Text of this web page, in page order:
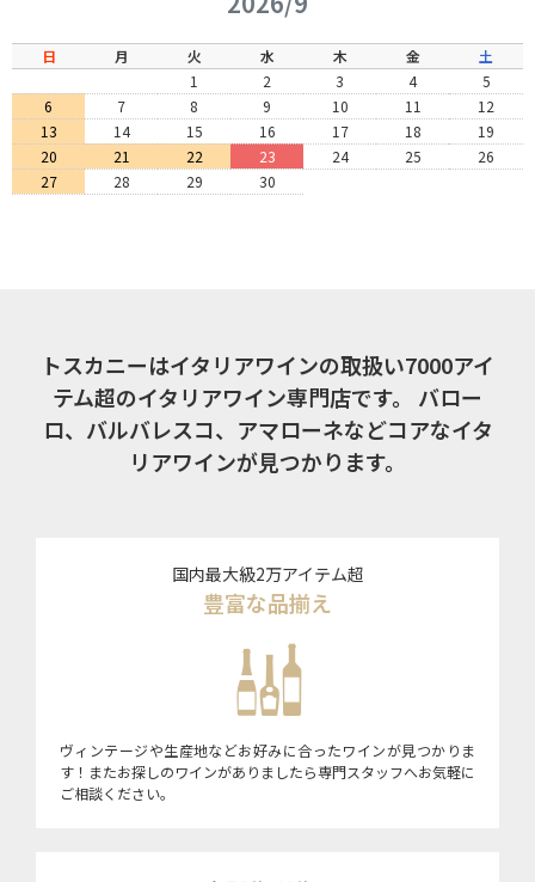
日 月 火 水 木 金
土
1
2 3 4
5
6
7 8 9 10 11
12
13
14 15 16 17 18
19
20
21 22 23 24 25
26
27
28 29 30
トスカニーはイタリアワインの取扱い7000アイ
テム超のイタリアワイン専門店です。
バロー
ロ、バルバレスコ、アマローネなどコアなイタ
リアワインが見つかります。
国内最大級2万アイテム超
豊富な品揃え
ヴィンテージや生産地などお好みに合ったワインが見つかりま
す！またお探しのワインがありましたら専門スタッフへお気軽に
ご相談ください。